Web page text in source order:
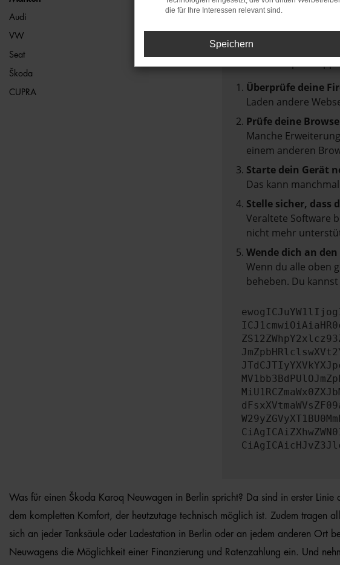
Audi
VW
Seat
Škoda
CUPRA
Beim Laden ist ein
Hier sind ein paar
Überprüfe deine
Laden andere
Prüfe deine
Manche
einem anderen
Starte dein Gerät
Das kann
Stelle sicher, dass
Veraltete Software
nicht mehr
Wende dich an
Wenn du alle oben
beheben. Du
Was für einen Škoda Karoq Neuwagen in Berlin spricht? Da sind in erster
dem kompletten Komfort, der heutzutage technisch möglich ist. Zudem tragen
sich an jeder Tanksäule oder Ladestation in Berlin oder an jedem anderen Ort
Neuwagens die Möglichkeit einer Finanzierung und Ratenzahlung ein. Und
die für Ihre Interessen relevant sind.
Speichern